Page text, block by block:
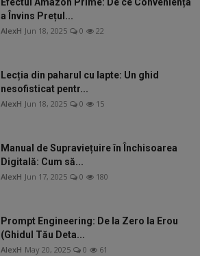
Efectul Amazon Prime: De ce Conveniența
a Învins Prețul...
AlexH Jun 18, 2025 0 22
Lecția din paharul cu lapte: Un ghid
nesofisticat pentr...
AlexH Jun 18, 2025 0 15
Manual de Supraviețuire în Închisoarea
Digitală: Cum să...
AlexH Jun 17, 2025 0 180
Prompt Engineering: De la Zero la Erou
(Ghidul Tău Deta...
AlexH May 20, 2025 0 61